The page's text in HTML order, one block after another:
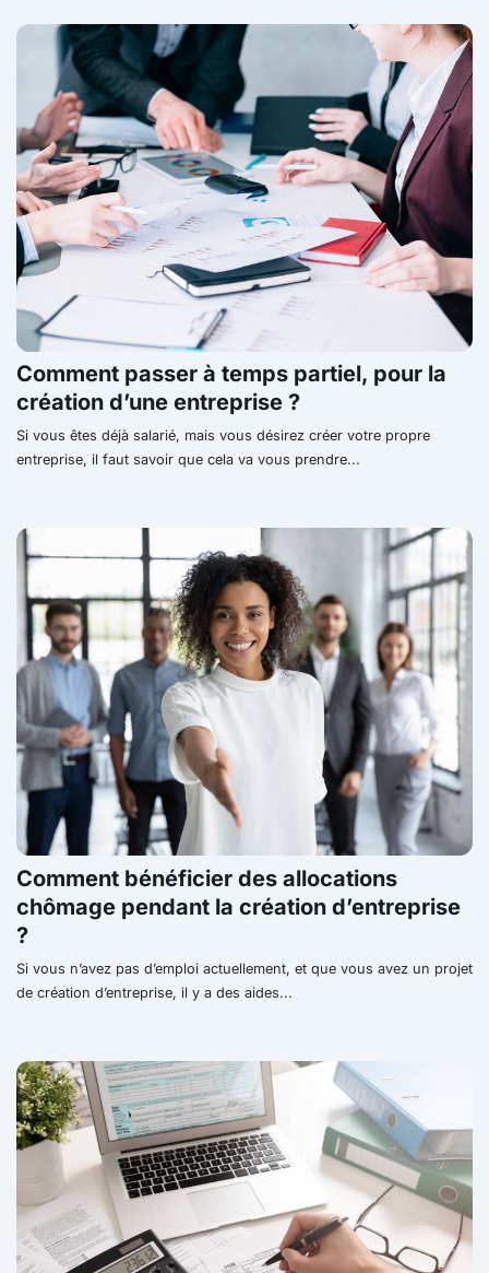
Comment passer à temps partiel, pour la
création d’une entreprise ?
Si vous êtes déjà salarié, mais vous désirez créer votre propre
entreprise, il faut savoir que cela va vous prendre...
Comment bénéficier des allocations
chômage pendant la création d’entreprise
?
Si vous n’avez pas d’emploi actuellement, et que vous avez un projet
de création d’entreprise, il y a des aides...